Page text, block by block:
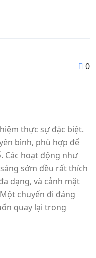
0
thực sự đặc biệt.
bình, phù hợp để
Các hoạt động như
sớm đều rất thích
dạng, và cảnh mặt
chuyến đi đáng
quay lại trong